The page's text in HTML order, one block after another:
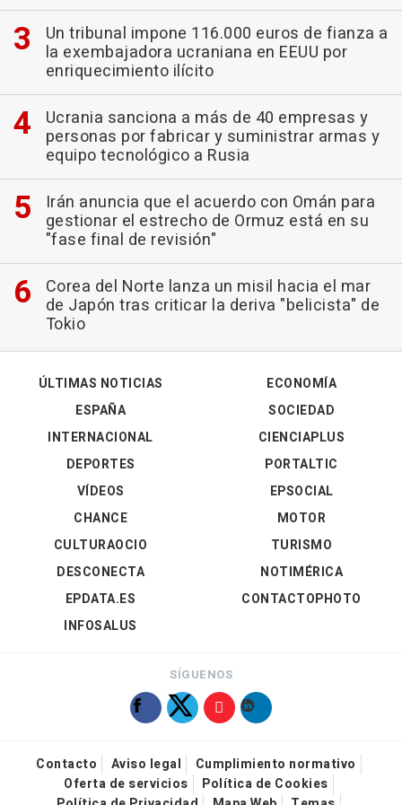
Un tribunal impone 116.000 euros de fianza a
la exembajadora ucraniana en EEUU por
enriquecimiento ilícito
Ucrania sanciona a más de 40 empresas y
personas por fabricar y suministrar armas y
equipo tecnológico a Rusia
Irán anuncia que el acuerdo con Omán para
gestionar el estrecho de Ormuz está en su
"fase final de revisión"
Corea del Norte lanza un misil hacia el mar
de Japón tras criticar la deriva "belicista" de
Tokio
ÚLTIMAS NOTICIAS
ESPAÑA
INTERNACIONAL
DEPORTES
VÍDEOS
ECONOMÍA
SOCIEDAD
CIENCIAPLUS
PORTALTIC
EPSOCIAL
CHANCE
CULTURAOCIO
DESCONECTA
EPDATA.ES
INFOSALUS
MOTOR
TURISMO
NOTIMÉRICA
CONTACTOPHOTO
SÍGUENOS
Contacto Aviso legal
Cumplimiento normativo
Oferta de servicios
Política de Cookies